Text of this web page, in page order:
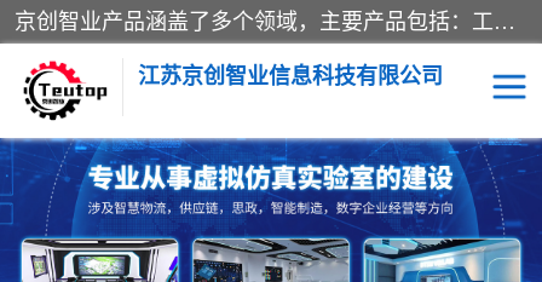
京创智业产品涵盖了多个领域，主要产品包括：工业4.0生产线解决方案，智慧物流综合实训室，教学设备与实验室建设，虚拟仿真实验室等。公司将秉持“创新、执着、诚信、共赢”的理念，以“将服务当作使命”为核心价值观，致力于为客户创造价值，与客户、合作伙伴和员工共同成长。
江苏京创智业信息科技有限公司
VR物流实训 低碳供应链
生产系统仿真 冷链物流